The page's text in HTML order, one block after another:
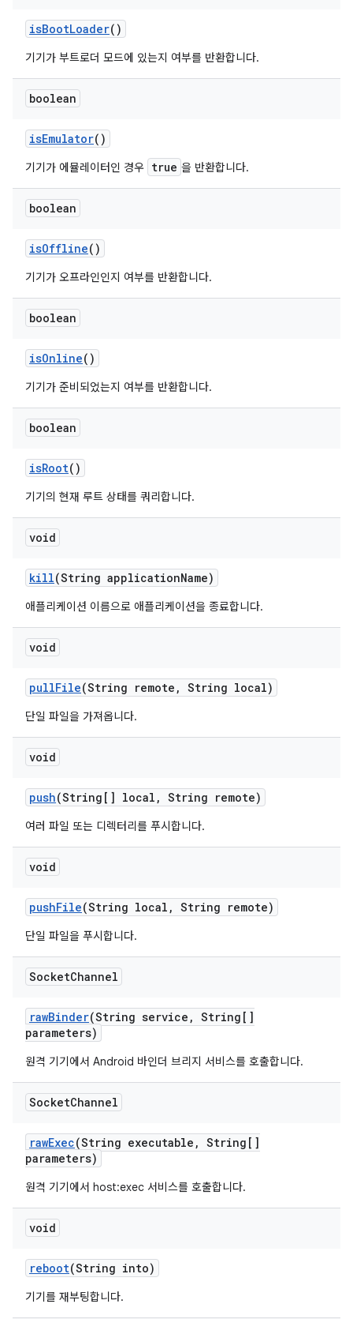
isBootLoader()
기기가 부트로더 모드에 있는지 여부를 반환합니다.
boolean
isEmulator()
기기가 에뮬레이터인 경우 true 을 반환합니다.
boolean
isOffline()
기기가 오프라인인지 여부를 반환합니다.
boolean
isOnline()
기기가 준비되었는지 여부를 반환합니다.
boolean
isRoot()
기기의 현재 루트 상태를 쿼리합니다.
void
kill(String applicationName)
애플리케이션 이름으로 애플리케이션을 종료합니다.
void
pullFile(String remote , String local)
단일 파일을 가져옵니다.
void
push(String[] local , String remote)
여러 파일 또는 디렉터리를 푸시합니다.
void
pushFile(String local , String remote)
단일 파일을 푸시합니다.
SocketChannel
rawBinder(String service , String[]
parameters)
원격 기기에서 Android 바인더 브리지 서비스를 호출합니다.
SocketChannel
rawExec(String executable , String[]
parameters)
원격 기기에서 host:exec 서비스를 호출합니다.
void
reboot(String into)
기기를 재부팅합니다.